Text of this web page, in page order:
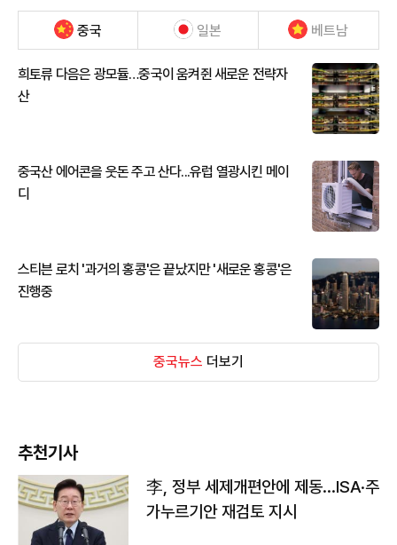
중국 일본 베트남
희토류 다음은 광모듈…중국이 움켜쥔 새로운 전략자
산
중국산 에어콘을 웃돈 주고 산다...유럽 열광시킨 메이
디
스티븐 로치 '과거의 홍콩'은 끝났지만 '새로운 홍콩'은
진행중
중국뉴스 더보기
추천기사
李, 정부 세제개편안에 제동…ISA·주
가누르기안 재검토 지시